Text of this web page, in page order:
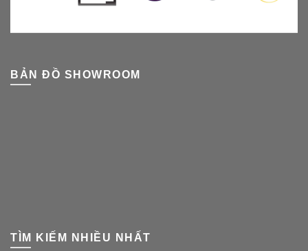
BẢN ĐỒ SHOWROOM
TÌM KIẾM NHIỀU NHẤT